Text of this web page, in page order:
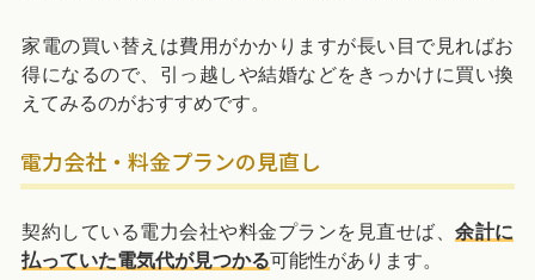
家電の買い替えは費用がかかりますが長い目で見ればお
得になるので、引っ越しや結婚などをきっかけに買い換
えてみるのがおすすめです。
電力会社・料金プランの見直し
契約している電力会社や料金プランを見直せば、 余計に
払っていた電気代が見つかる可能性があります。